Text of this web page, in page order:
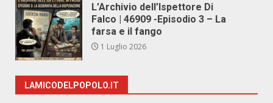
L’Archivio dell’Ispettore Di
Falco | 46909 -Episodio 3 – La
farsa e il fango
1 Luglio 2026
LAMICODELPOPOLO.IT